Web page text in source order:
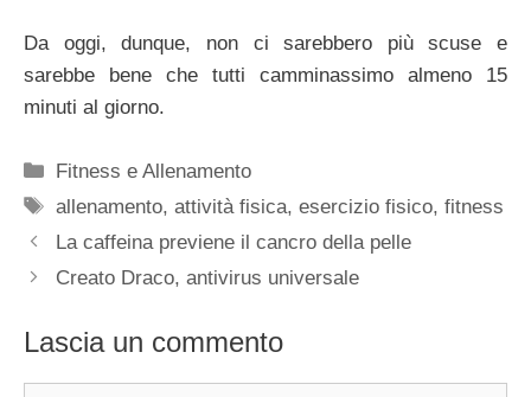
Da oggi, dunque, non ci sarebbero più scuse e
sarebbe bene che tutti camminassimo almeno 15
minuti al giorno.
Categorie
Fitness e Allenamento
Tag
allenamento,attività fisica,esercizio fisico,fitness
La caffeina previene il cancro della pelle
Creato Draco, antivirus universale
Lascia un commento